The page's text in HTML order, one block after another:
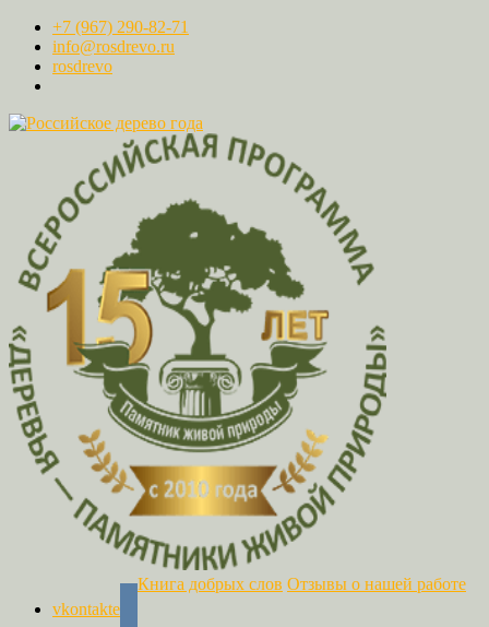
+7 (967) 290-82-71
info@rosdrevo.ru
rosdrevo
vkontakte
Книга добрых слов Отзывы о нашей работе